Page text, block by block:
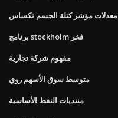
معدلات مؤشر كتلة الجسم تكساس
برنامج stockholm فخر
مفهوم شركة تجارية
متوسط ​​سوق الأسهم روي
منتديات النفط الأساسية